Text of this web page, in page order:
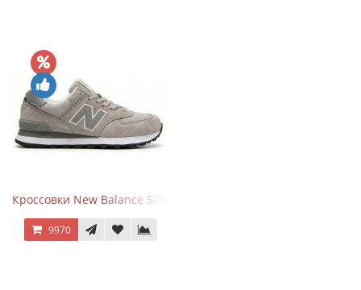
Кроссовки New Balance 574 Silver Summer Fog
9970